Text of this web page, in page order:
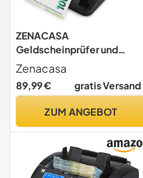
ZENACASA
Geldscheinprüfer und
Geldzählmaschine 2in1 mit
Touchscreen- Einzeln
einlegen - Banknotenprüfer
UV/MG/IR für falsche Euro,
Mobiler Scanner
Zenacasa
89,99 € gratis Versand
ZUM ANGEBOT